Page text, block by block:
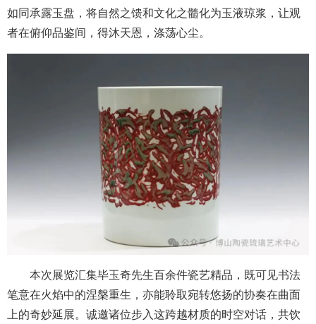
如同承露玉盘，将自然之馈和文化之髓化为玉液琼浆，让观
者在俯仰品鉴间，得沐天恩，涤荡心尘。
本次展览汇集毕玉奇先生百余件瓷艺精品，既可见书法
笔意在火焰中的涅槃重生，亦能聆取宛转悠扬的协奏在曲面
上的奇妙延展。诚邀诸位步入这跨越材质的时空对话，共饮